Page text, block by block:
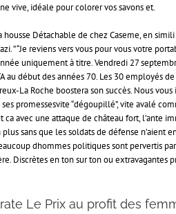
vive, idéale pour colorer vos savons et.
Détachable de chez Caseme, en
” “Je reviens vers vous pour vous votre
uniquement à titre. Vendredi 27
début des années 70. Les 30 employés
La Roche boostera son succès. Nous
promessesvite “dégoupillé”, vite avalé
avec une attaque de château fort, l’ante
sans que les soldats de défense n’aient
dhommes politiques sont pervertis
Discrètes en ton sur ton ou extravagantes
Le Prix au profit des